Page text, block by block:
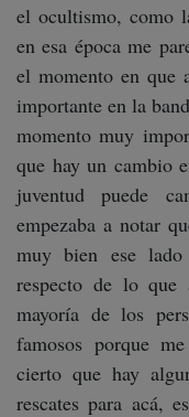
el ocultismo, como
en esa época me
el momento en que
importante en la
momento muy
que hay un cambio
juventud puede
empezaba a notar
muy bien ese lado
respecto de lo
mayoría de los
famosos porque
cierto que hay
rescates para acá,